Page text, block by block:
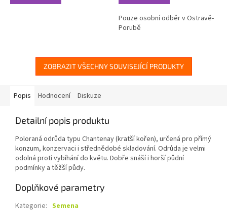
Pouze osobní odběr v Ostravě-
Porubě
ZOBRAZIT VŠECHNY SOUVISEJÍCÍ PRODUKTY
Popis Hodnocení Diskuze
Detailní popis produktu
Poloraná odrůda typu Chantenay (kratší kořen), určená pro přímý
konzum, konzervaci i střednědobé skladování. Odrůda je velmi
odolná proti vybíhání do květu. Dobře snáší i horší půdní
podmínky a těžší půdy.
Doplňkové parametry
Kategorie: Semena